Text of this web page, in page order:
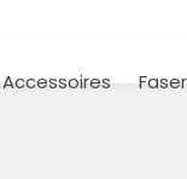
Accessoires